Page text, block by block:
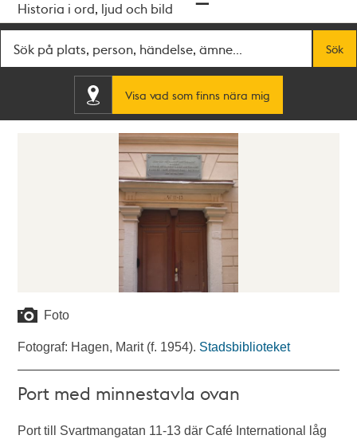
Historia i ord, ljud och bild
Sök
Visa vad som finns nära mig
Foto
Fotograf: Hagen, Marit (f. 1954). Stadsbiblioteket
Port med minnestavla ovan
Port till Svartmangatan 11-13 där Café International låg